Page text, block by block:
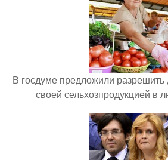
В госдуме предложили разрешить
своей сельхозпродукцией в